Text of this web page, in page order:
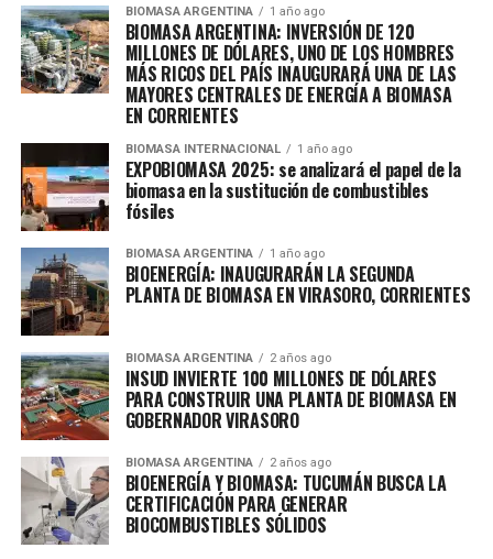
BIOMASA ARGENTINA 1 año ago
BIOMASA ARGENTINA: INVERSIÓN DE 120
MILLONES DE DÓLARES, UNO DE LOS HOMBRES
MÁS RICOS DEL PAÍS INAUGURARÁ UNA DE LAS
MAYORES CENTRALES DE ENERGÍA A BIOMASA
EN CORRIENTES
BIOMASA INTERNACIONAL 1 año ago
EXPOBIOMASA 2025: se analizará el papel de la
biomasa en la sustitución de combustibles
fósiles
BIOMASA ARGENTINA 1 año ago
BIOENERGÍA: INAUGURARÁN LA SEGUNDA
PLANTA DE BIOMASA EN VIRASORO, CORRIENTES
BIOMASA ARGENTINA 2 años ago
INSUD INVIERTE 100 MILLONES DE DÓLARES
PARA CONSTRUIR UNA PLANTA DE BIOMASA EN
GOBERNADOR VIRASORO
BIOMASA ARGENTINA 2 años ago
BIOENERGÍA Y BIOMASA: TUCUMÁN BUSCA LA
CERTIFICACIÓN PARA GENERAR
BIOCOMBUSTIBLES SÓLIDOS